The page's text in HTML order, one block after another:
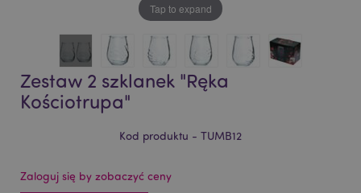
Tap to expand
Zestaw 2 szklanek "Ręka
Kościotrupa"
Kod produktu - TUMB12
Zaloguj się by zobaczyć ceny